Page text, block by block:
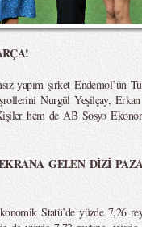
yapım şirket Endemol’ün
Nurgül Yeşilçay, Erkan
hem de AB Sosyo
GELEN DİZİ
Statü’de yüzde 7,26